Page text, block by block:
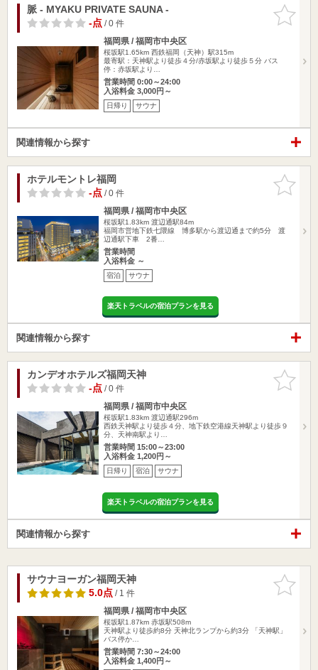
お気に入
りに追加
脈 - MYAKU PRIVATE SAUNA -
-点/ 0 件
福岡県 / 福岡市中央区
桜坂駅1.65km 西鉄福岡（天神）駅315m
最寄駅：天神駅より徒歩４分/赤坂駅より徒歩５分 バス
停：赤坂駅より…
営業時間 0:00～24:00
入浴料金 3,000円～
日帰り サウナ
関連情報から探す
お気に入
りに追加
ホテルモントレ福岡
-点/ 0 件
福岡県 / 福岡市中央区
桜坂駅1.83km 渡辺通駅84m
福岡市営地下鉄七隈線 博多駅から渡辺通まで約5分 渡
辺通駅下車 2番…
営業時間
入浴料金 ～
宿泊 サウナ
楽天トラベルの宿泊プランを見る
関連情報から探す
お気に入
りに追加
カンデオホテルズ福岡天神
-点/ 0 件
福岡県 / 福岡市中央区
桜坂駅1.83km 渡辺通駅296m
西鉄天神駅より徒歩４分、地下鉄空港線天神駅より徒歩９
分、天神南駅より…
営業時間 15:00～23:00
入浴料金 1,200円～
日帰り 宿泊 サウナ
楽天トラベルの宿泊プランを見る
関連情報から探す
お気に入
りに追加
サウナヨーガン福岡天神
5.0点/ 1 件
福岡県 / 福岡市中央区
桜坂駅1.87km 赤坂駅508m
天神駅より徒歩約8分 天神北ランプから約3分 「天神駅」
バス停か…
営業時間 7:30～24:00
入浴料金 1,400円～